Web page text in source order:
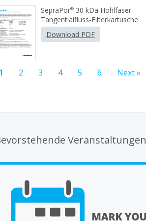
SepraPor® 30 kDa Hohlfaser-
Tangentialfluss-Filterkartusche
Download PDF
2 3 4 5 6 Next »
Veranstaltungen